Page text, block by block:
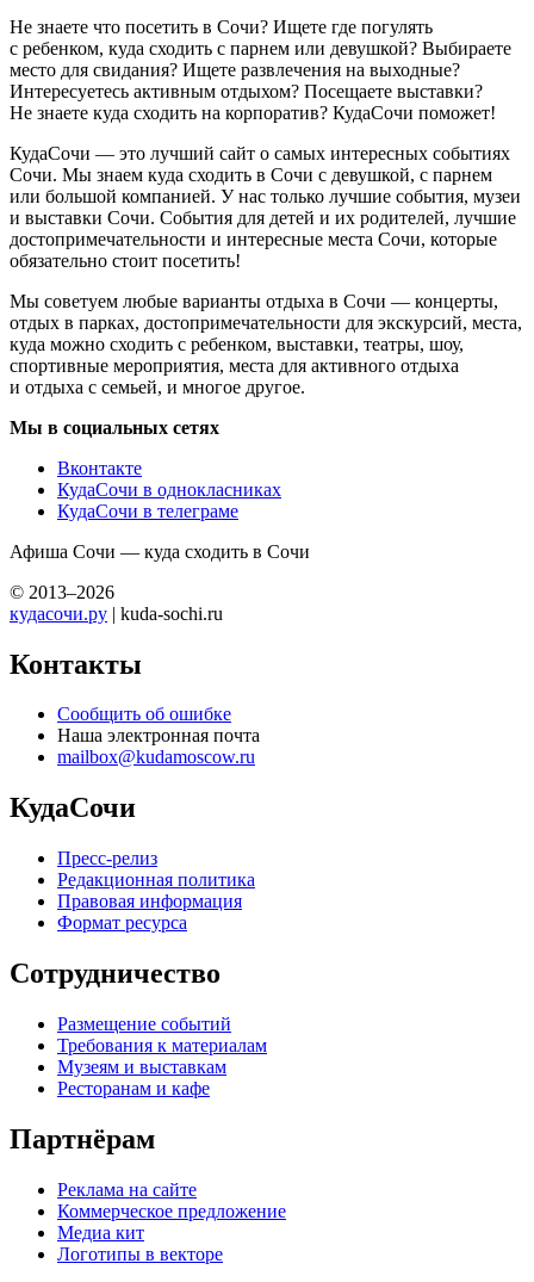
Не знаете что посетить в Сочи? Ищете где погулять
с ребенком, куда сходить с парнем или девушкой? Выбираете
место для свидания? Ищете развлечения на выходные?
Интересуетесь активным отдыхом? Посещаете выставки?
Не знаете куда сходить на корпоратив? КудаСочи поможет!
КудаСочи — это лучший сайт о самых интересных событиях
Сочи. Мы знаем куда сходить в Сочи с девушкой, с парнем
или большой компанией. У нас только лучшие события, музеи
и выставки Сочи. События для детей и их родителей, лучшие
достопримечательности и интересные места Сочи, которые
обязательно стоит посетить!
Мы советуем любые варианты отдыха в Сочи — концерты,
отдых в парках, достопримечательности для экскурсий, места,
куда можно сходить с ребенком, выставки, театры, шоу,
спортивные мероприятия, места для активного отдыха
и отдыха с семьей, и многое другое.
Мы в социальных сетях
Вконтакте
КудаСочи в однокласниках
КудаСочи в телеграме
Афиша Сочи — куда сходить в Сочи
© 2013–2026
кудасочи.ру | kuda-sochi.ru
Контакты
Сообщить об ошибке
Наша электронная почта
mailbox@kudamoscow.ru
КудаСочи
Пресс-релиз
Редакционная политика
Правовая информация
Формат ресурса
Сотрудничество
Размещение событий
Требования к материалам
Музеям и выставкам
Ресторанам и кафе
Партнёрам
Реклама на сайте
Коммерческое предложение
Медиа кит
Логотипы в векторе